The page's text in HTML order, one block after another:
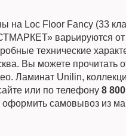
на Loc Floor Fancy (33
варьируются от
технические
Вы можете прочитать
Ламинат Unilin,
или по телефону 8
оформить самовывоз из